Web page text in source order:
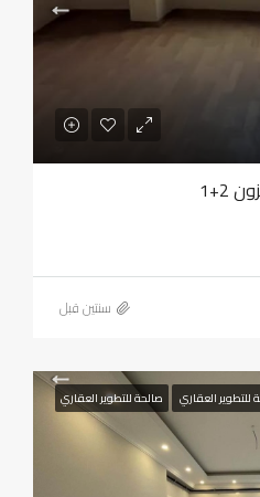
‏سنتين قبل
للتطوير العقاري صالحة للتطوير العقاري